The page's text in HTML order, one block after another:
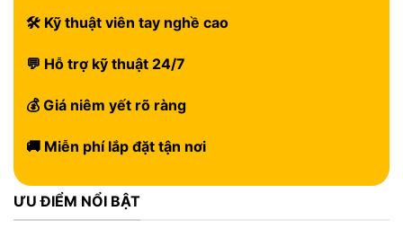
🛠 Kỹ thuật viên tay nghề cao
💬 Hỗ trợ kỹ thuật 24/7
💰 Giá niêm yết rõ ràng
🚚 Miễn phí lắp đặt tận nơi
ƯU ĐIỂM NỔI BẬT